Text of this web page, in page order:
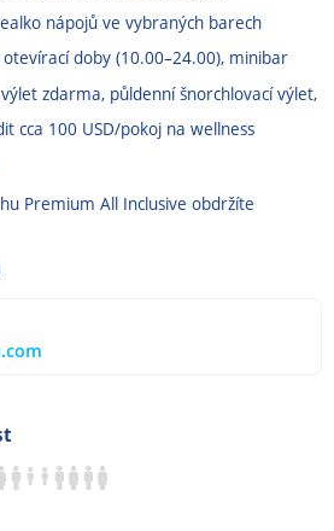
nápojů ve vybraných barech
doby (10.00–24.00), minibar
zdarma, půldenní šnorchlovací výlet,
cca 100 USD/pokoj na wellness
Premium All Inclusive obdržíte